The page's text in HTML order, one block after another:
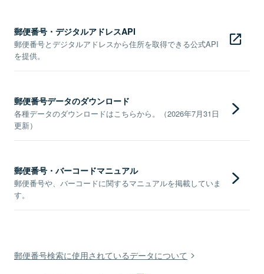
郵便番号・デジタルアドレスAPI
郵便番号とデジタルアドレスから住所を取得できる公式API
を提供。
郵便番号データのダウンロード
各種データのダウンロードはこちらから。（2026年7月31日
更新）
郵便番号・バーコードマニュアル
郵便番号や、バーコードに関するマニュアルを掲載していま
す。
郵便番号検索に使用されているデータについて